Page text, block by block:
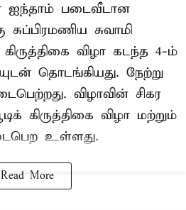
ஐந்தாம் படைவீடான
சுப்பிரமணிய சுவாமி
விழா கடந்த 4-ம்
தொடங்கியது. நேற்று
விழாவின் சிகர
கிருத்திகை விழா மற்றும்
உள்ளது.
Read More